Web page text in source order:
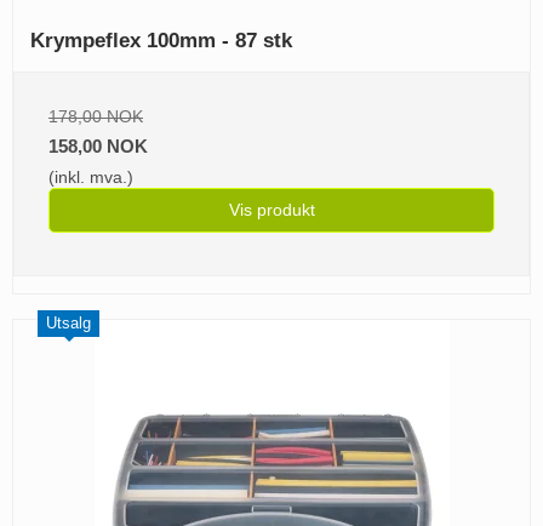
Krympeflex 100mm - 87 stk
178,00 NOK
158,00 NOK
(inkl. mva.)
Vis produkt
Utsalg